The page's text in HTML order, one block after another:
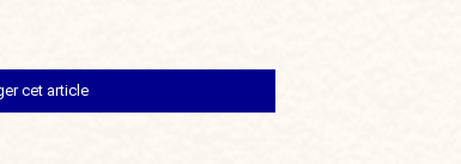
cet article